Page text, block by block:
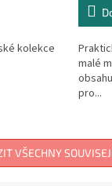
kolekce
malé
pro...
VŠECHNY